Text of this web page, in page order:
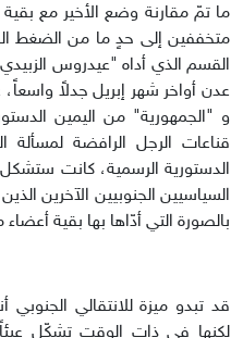
ما تمّ مقارنة وضع الأخير مع
متخففين إلى حدٍ ما من الضغط
القسم الذي أداه "عيدروس
عدن أواخر شهر إبريل جدلاً
و "الجمهورية" من اليمين
قناعات الرجل الرافضة لمسألة
الدستورية الرسمية، كانت
السياسيين الجنوبيين الآخرين
بالصورة التي أدّاها بها بقية
قد تبدو ميزة للانتقالي
لكنها في ذات الوقت تشكّل